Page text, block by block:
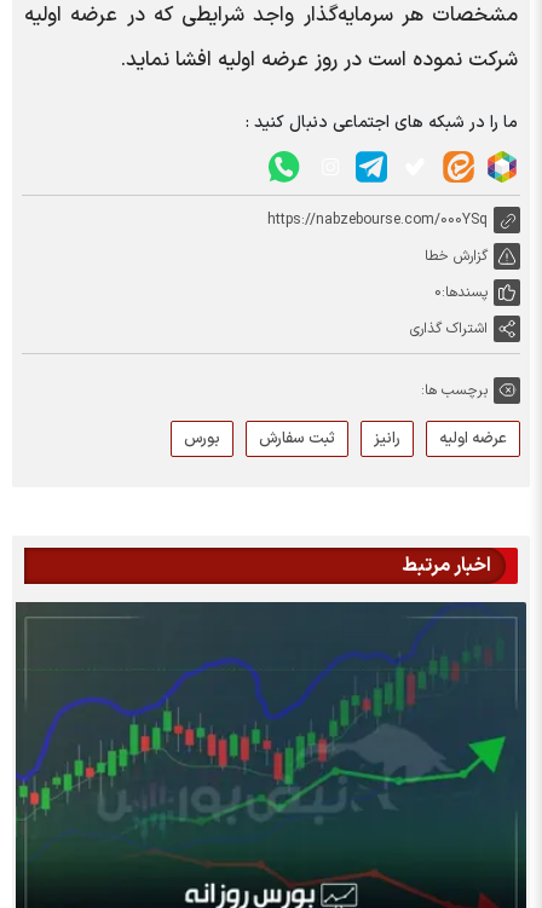
مشخصات هر سرمایه‌گذار واجد شرایطی که در عرضه اولیه
شرکت نموده است در روز عرضه اولیه افشا نماید.
ما را در شبکه های اجتماعی دنبال کنید :
https://nabzebourse.com/000YSq
گزارش خطا
پسندها:0
اشتراک گذاری
برچسب ها:
عرضه اولیه رانیز ثبت سفارش بورس
اخبار مرتبط